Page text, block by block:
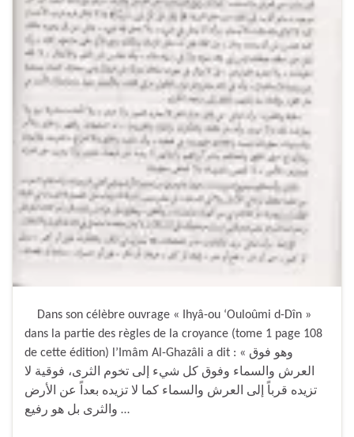
Dans son célèbre ouvrage « Ihyâ-ou ‘Ouloûmi d-Dîn »
dans la partie des règles de la croyance (tome 1 page 108
de cette édition) l’Imâm Al-Ghazâli a dit : « وهو فوق
العرش والسماء وفوق كل شيء إلى تخوم الثرى، فوقية لا
تزيده قرباً إلى العرش والسماء كما لا تزيده بعداً عن الأرض
والثرى بل هو رفيع …